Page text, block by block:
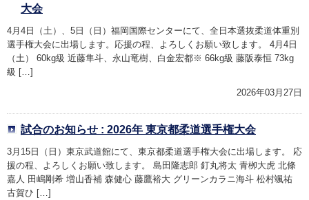
大会
4月4日（土）、5日（日）福岡国際センターにて、全日本選抜柔道体重別
選手権大会に出場します。応援の程、よろしくお願い致します。 4月4日
（土） 60kg級 近藤隼斗、永山竜樹、白金宏都※ 66kg級 藤阪泰恒 73kg
級 […]
2026年03月27日
試合のお知らせ : 2026年 東京都柔道選手権大会
3月15日（日）東京武道館にて、東京都柔道選手権大会に出場します。 応
援の程、よろしくお願い致します。 島田隆志郎 釘丸将太 青栁大虎 北條
嘉人 田嶋剛希 増山香補 森健心 藤鷹裕大 グリーンカラニ海斗 松村颯祐
古賀ひ […]